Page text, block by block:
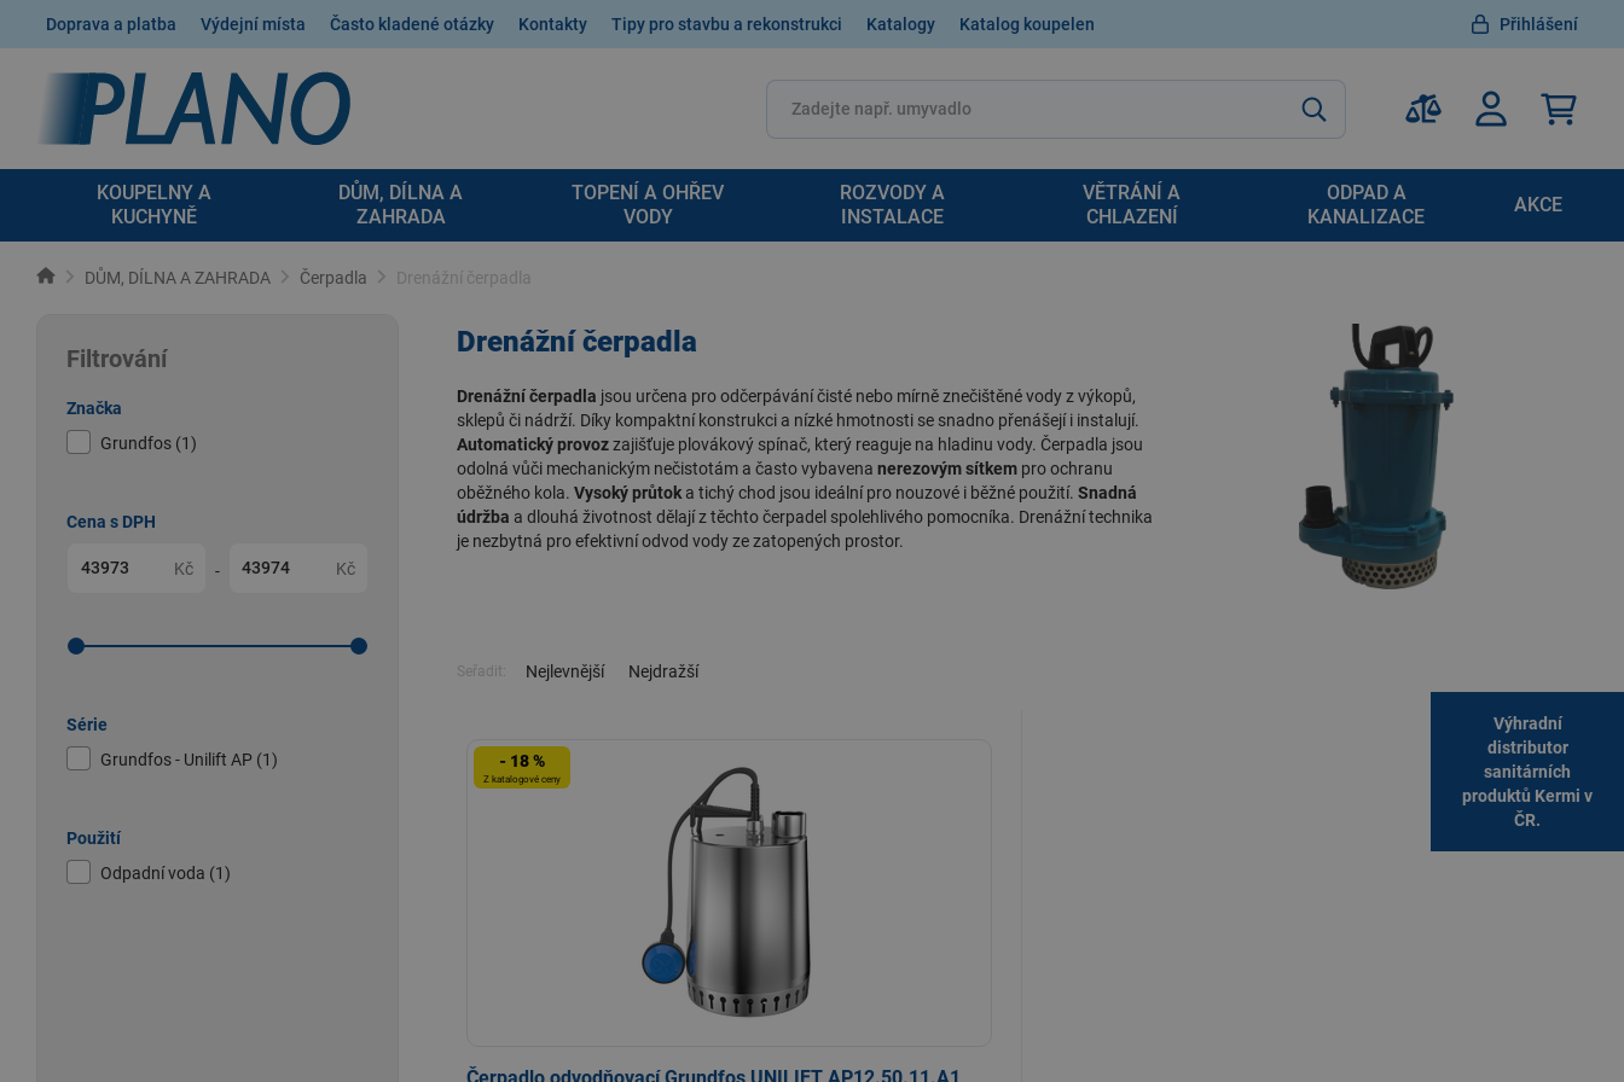
Doprava a platba Výdejní místa Často kladené otázky Kontakty Tipy pro stavbu a rekonstrukci Katalogy Katalog koupelen Přihlášení
KOUPELNY A
KUCHYNĚ
DŮM, DÍLNA A
ZAHRADA
TOPENÍ A OHŘEV
VODY
ROZVODY A
INSTALACE
VĚTRÁNÍ A
CHLAZENÍ
ODPAD A
KANALIZACE
AKCE
DŮM, DÍLNA A ZAHRADA Čerpadla Drenážní čerpadla
Filtrování
Značka
Grundfos (1)
Cena s DPH
Kč - Kč
Série
Grundfos - Unilift AP (1)
Použití
Odpadní voda (1)
Drenážní čerpadla
Drenážní čerpadla jsou určena pro odčerpávání čisté nebo mírně znečištěné vody z výkopů,
sklepů či nádrží. Díky kompaktní konstrukci a nízké hmotnosti se snadno přenášejí i instalují.
Automatický provozzajišťuje plovákový spínač, který reaguje na hladinu vody. Čerpadla jsou
odolná vůči mechanickým nečistotám a často vybavena nerezovým sítkem pro ochranu
oběžného kola. Vysoký průtok a tichý chod jsou ideální pro nouzové i běžné použití. Snadná
údržba a dlouhá životnost dělají z těchto čerpadel spolehlivého pomocníka. Drenážní technika
je nezbytná pro efektivní odvod vody ze zatopených prostor.
Seřadit: Nejlevnější Nejdražší
- 18 %
Z katalogové ceny
Výhradní
distributor
sanitárních
produktů Kermi v
ČR.